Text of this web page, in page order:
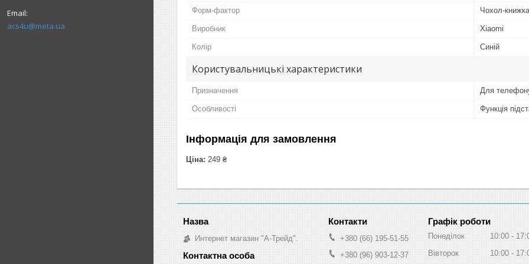
acs4u@meta.ua
Форм-фактор Чохол-книжка
Виробник Xiaomi
Колір Синій
Користувальницькі характеристики
Призначення Для
Особливості Функція
Інформація для замовлення
Ціна: 249 ₴
Интернет магазин "А-Трейд".
+380 (66) 195-51-55
+380 (96) 903-12-37
Графік роботи
Понеділок 10:00
Вівторок
10:00